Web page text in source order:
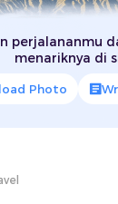
perjalananmu
menariknya di
Photo